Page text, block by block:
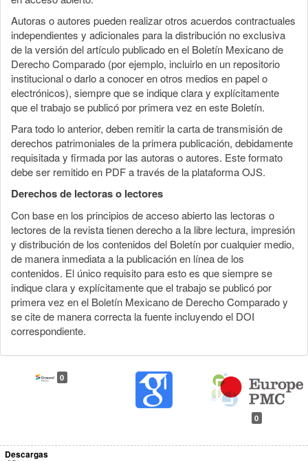
Autoras o autores pueden realizar otros acuerdos contractuales
independientes y adicionales para la distribución no exclusiva
de la versión del artículo publicado en el Boletín Mexicano de
Derecho Comparado (por ejemplo, incluirlo en un repositorio
institucional o darlo a conocer en otros medios en papel o
electrónicos), siempre que se indique clara y explícitamente
que el trabajo se publicó por primera vez en este Boletín.
Para todo lo anterior, deben remitir la carta de transmisión de
derechos patrimoniales de la primera publicación, debidamente
requisitada y firmada por las autoras o autores. Este formato
debe ser remitido en PDF a través de la plataforma OJS.
Derechos de lectoras o lectores
Con base en los principios de acceso abierto las lectoras o
lectores de la revista tienen derecho a la libre lectura, impresión
y distribución de los contenidos del Boletín por cualquier medio,
de manera inmediata a la publicación en línea de los
contenidos. El único requisito para esto es que siempre se
indique clara y explícitamente que el trabajo se publicó por
primera vez en el Boletín Mexicano de Derecho Comparado y
se cite de manera correcta la fuente incluyendo el DOI
correspondiente.
0
0
Descargas